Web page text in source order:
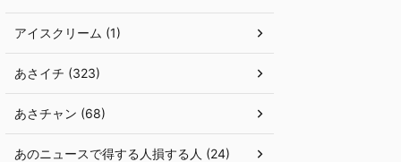
アイスクリーム (1)
あさイチ (323)
あさチャン (68)
あのニュースで得する人損する人 (24)